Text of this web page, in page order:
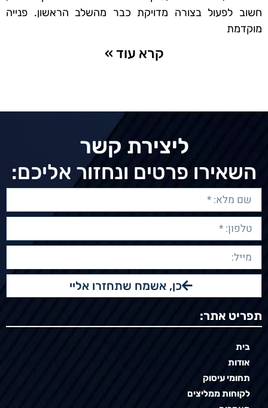
חשוב לפעול בצורה מדויקת כבר מהשלב הראשון. פנייה
מוקדמת
קרא עוד »
ליצירת קשר
השאירו פרטים ונחזור אליכם:
כן, אשמח שתחזרו אליי
תפריט אתר:
בית
אודות
תחומי עיסוק
לקוחות ממליצים